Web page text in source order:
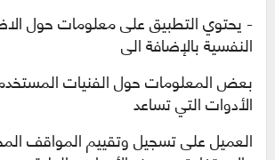
- يحتوي التطبيق على معلومات حول
النفسية بالإضافة الى
بعض المعلومات حول الفنيات
الأدوات التي تساعد
العميل على تسجيل وتقييم المواقف